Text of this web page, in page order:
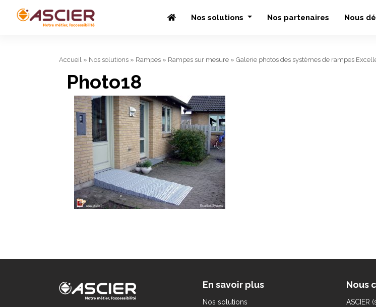
Nos solutions Nos partenaires Nous
Accueil » Nos solutions » Rampes » Rampes sur mesure » Galerie photos des systèmes de rampes
Photo18
En savoir plus
Nos solutions
Nous
ASCIER